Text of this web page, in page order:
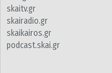
skaitv.gr
skairadio.gr
skaikairos.gr
podcast.skai.gr